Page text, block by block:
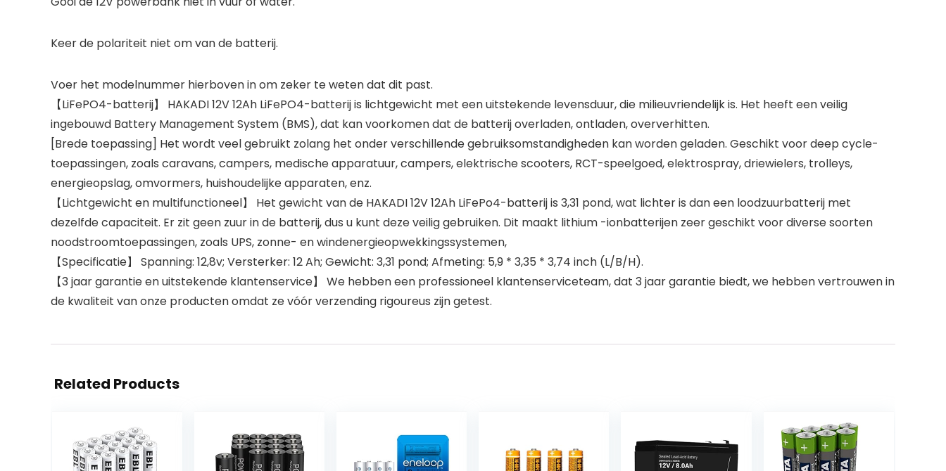
Keer de polariteit niet om van de batterij.
Voer het modelnummer hierboven in om zeker te weten dat dit past.
【LiFePO4-batterij】 HAKADI 12V 12Ah LiFePO4-batterij is lichtgewicht met een uitstekende levensduur, die milieuvriendelijk is. Het heeft een veilig
ingebouwd Battery Management System (BMS), dat kan voorkomen dat de batterij overladen, ontladen, oververhitten.
[Brede toepassing] Het wordt veel gebruikt zolang het onder verschillende gebruiksomstandigheden kan worden geladen. Geschikt voor deep cycle-
toepassingen, zoals caravans, campers, medische apparatuur, campers, elektrische scooters, RCT-speelgoed, elektrospray, driewielers, trolleys,
energieopslag, omvormers, huishoudelijke apparaten, enz.
【Lichtgewicht en multifunctioneel】 Het gewicht van de HAKADI 12V 12Ah LiFePo4-batterij is 3,31 pond, wat lichter is dan een loodzuurbatterij met
dezelfde capaciteit. Er zit geen zuur in de batterij, dus u kunt deze veilig gebruiken. Dit maakt lithium -ionbatterijen zeer geschikt voor diverse soorten
noodstroomtoepassingen, zoals UPS, zonne- en windenergieopwekkingssystemen,
【Specificatie】 Spanning: 12,8v; Versterker: 12 Ah; Gewicht: 3,31 pond; Afmeting: 5,9 * 3,35 * 3,74 inch (L/B/H).
【3 jaar garantie en uitstekende klantenservice】 We hebben een professioneel klantenserviceteam, dat 3 jaar garantie biedt, we hebben vertrouwen in
de kwaliteit van onze producten omdat ze vóór verzending rigoureus zijn getest.
Related Products